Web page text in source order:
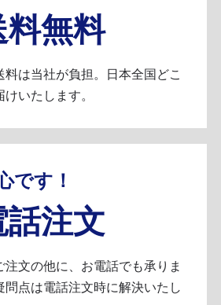
料無料
は当社が負担。日本全国どこ
いたします。
です！
話注文
注文の他に、お電話でも承りま
問点は電話注文時に解決いたし